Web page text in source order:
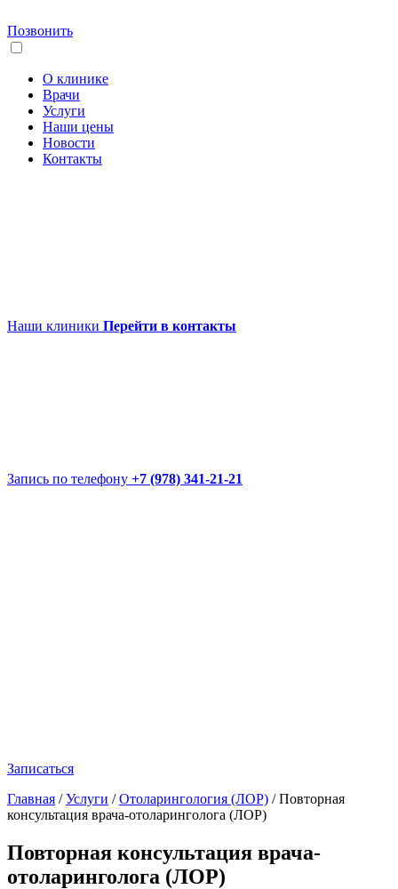
Позвонить
О клинике
Врачи
Услуги
Наши цены
Новости
Контакты
Наши клиники Перейти в контакты
Запись по телефону +7 (978) 341-21-21
Записаться
Главная /Услуги /Отоларингология (ЛОР) /Повторная
консультация врача-отоларинголога (ЛОР)
Повторная консультация врача-
отоларинголога (ЛОР)